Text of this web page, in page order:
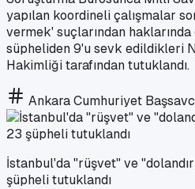
yapılan koordineli çalışmalar
vermek' suçlarından
süpheliden 9'u sevk edildikleri
Hakimliği tarafından tutuklandı.
Ankara Cumhuriyet
İstanbul'da "rüşvet" ve
şüpheli tutuklandı